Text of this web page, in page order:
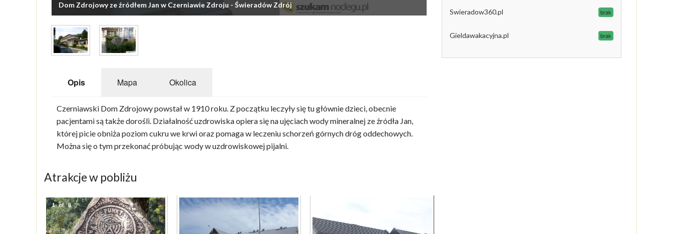
Dom Zdrojowy ze źródłem Jan w Czerniawie Zdroju - Świeradów Zdrój
Opis Mapa Okolica
Czerniawski Dom Zdrojowy powstał w 1910 roku. Z początku leczyły się tu głównie dzieci, obecnie
pacjentami są także dorośli. Działalność uzdrowiska opiera się na ujęciach wody mineralnej ze źródła Jan,
której picie obniża poziom cukru we krwi oraz pomaga w leczeniu schorzeń górnych dróg oddechowych.
Można się o tym przekonać próbując wody w uzdrowiskowej pijalni.
Atrakcje w pobliżu
1 of 8
Swieradow360.pl brak
Gieldawakacyjna.pl brak